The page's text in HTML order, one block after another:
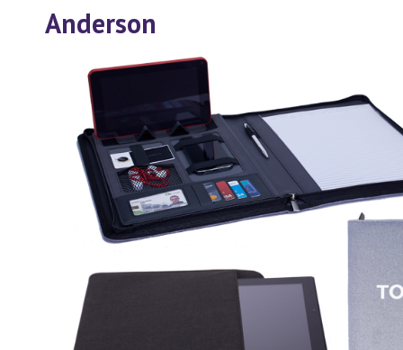
Anderson